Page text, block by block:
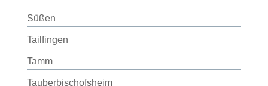
Süßen
Tailfingen
Tamm
Tauberbischofsheim